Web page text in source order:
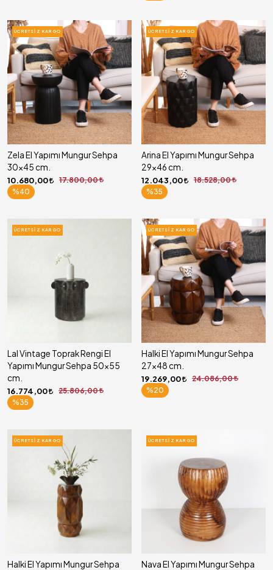
ÜCRETSIZ KARGO
Zela El Yapımı Mungur Sehpa
30x45 cm.
10.680,00
17.800,00
%40
ÜCRETSIZ KARGO
Arina El Yapımı Mungur Sehpa
29x46 cm.
12.043,00
18.528,00
%35
ÜCRETSIZ KARGO
Lal Vintage Toprak Rengi El
Yapımı Mungur Sehpa 50x55
cm.
16.774,00
25.806,00
%35
ÜCRETSIZ KARGO
Halki El Yapımı Mungur Sehpa
27x48 cm.
19.269,00
24.086,00
%20
ÜCRETSIZ KARGO
Halki El Yapımı Mungur Sehpa
ÜCRETSIZ KARGO
Nava El Yapımı Mungur Sehpa